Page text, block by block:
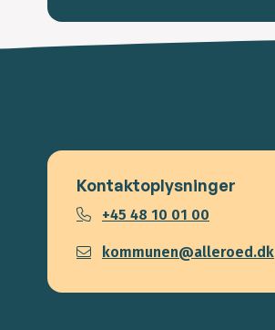
Kontaktoplysninger
+45 48 10 01 00
kommunen@alleroed.dk